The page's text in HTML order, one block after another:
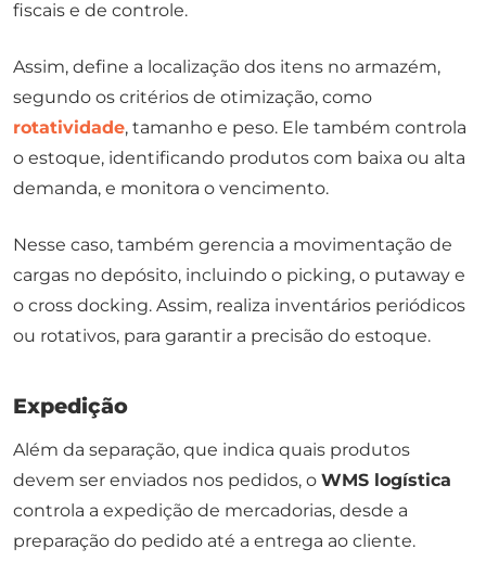
fiscais e de controle.
Assim, define a localização dos itens no armazém,
segundo os critérios de otimização, como
rotatividade, tamanho e peso. Ele também controla
o estoque, identificando produtos com baixa ou alta
demanda, e monitora o vencimento.
Nesse caso, também gerencia a movimentação de
cargas no depósito, incluindo o picking, o putaway e
o cross docking. Assim, realiza inventários periódicos
ou rotativos, para garantir a precisão do estoque.
Expedição
Além da separação, que indica quais produtos
devem ser enviados nos pedidos, o WMS logística
controla a expedição de mercadorias, desde a
preparação do pedido até a entrega ao cliente.